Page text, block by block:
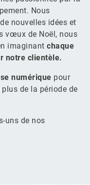
Nous
nouvelles idées et
vœux de Noël, nous
imaginant chaque
notre clientèle.
numérique pour
de la période de
uns de nos